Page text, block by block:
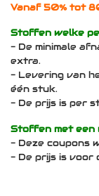
Vanaf 50% tot
Stoffen welke
- De minimale
extra.
- Levering van
één stuk.
- De prijs is per
Stoffen met een
- Deze coupons
- De prijs is voor